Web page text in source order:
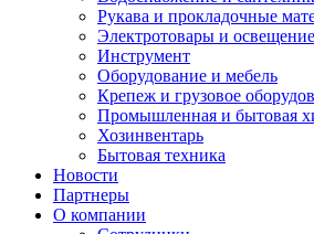
Рукава и прокладочные
Электротовары и освещение
Инструмент
Оборудование и мебель
Крепеж и грузовое
Промышленная и бытовая
Хозинвентарь
Бытовая техника
Новости
Партнеры
О компании